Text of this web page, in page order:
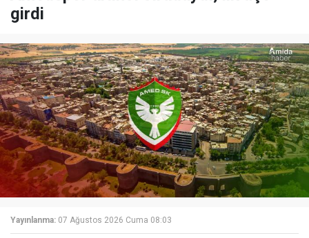
girdi
Yayınlanma: 07 Ağustos 2026 Cuma 08:03